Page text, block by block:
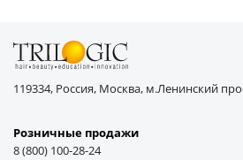
119334, Россия, Москва, м.Ленинский
Розничные продажи
8 (800) 100-28-24